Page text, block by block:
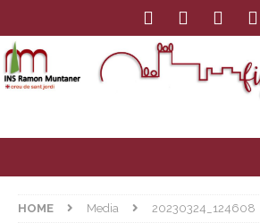
HOME Media 20230324_124608